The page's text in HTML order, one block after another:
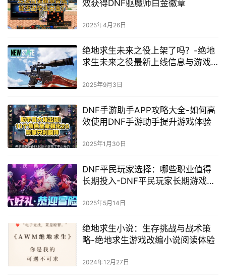
效获得DNF驱魔师白金徽章
2025年4月26日
绝地求生未来之役上架了吗？-绝地
求生未来之役最新上线信息与游戏
2025年9月3日
DNF手游助手APP攻略大全-如何高
效使用DNF手游助手提升游戏体验
2025年1月30日
DNF平民玩家选择：哪些职业值得
长期投入-DNF平民玩家长期游戏的
2025年5月14日
绝地求生小说：生存挑战与战术策
略-绝地求生游戏改编小说阅读体验
2024年12月27日